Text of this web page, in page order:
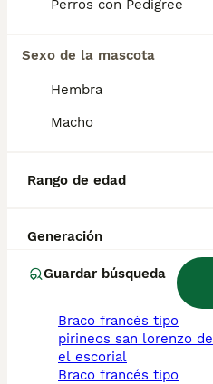
Perros con Pedigree
Sexo de la mascota
Hembra
Macho
Rango de edad
Generación
Guardar búsqueda
pirineos cuenca
pirineos torrijos
pirineos guadarrama
pirineos talavera de la
pirineos alcorcon
braco francés tipo
pirineos rivas
braco francés tipo
pirineos san lorenzo de
el escorial
braco francés tipo